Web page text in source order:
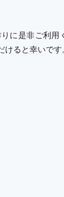
に是非ご利用
ると幸いです。